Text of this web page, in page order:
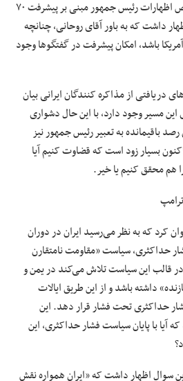
خطیب زاده همچنین در خصوص اظهارات رئیس جمهور مبنی بر پیشرفت ۷۰
داشت که به باور آقای روحانی، چنانچه
باشد، امکان پیشرفت در گفتگوها وجود
دریافتی از مذاکره کنندگان ایرانی بیان
مسیر وجود دارد، با این حال دشواری
باقیمانده به تعبیر رئیس جمهور نیز
بسیار زود است که قضاوت کنیم آیا
هم محقق کنیم یا خیر.
کرد که به نظر می‌رسید ایران در دوران
حداکثری، سیاست «مقاومت نامتقارن
قالب این سیاست تلاش می‌کند در یمن و
داشته باشد و از این طریق ایالات
حداکثری تحت فشار قرار دهد. این
آیا با پایان سیاست فشار حداکثری، این
سوال اظهار داشت که «ایران همواره نقش